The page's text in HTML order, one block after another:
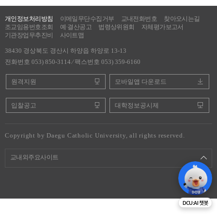
개인정보처리방침 이메일무단수집거부 교내전화번호
찾아오시는길
조교임용번호조회
예·결산공고 법령상위원회
자체평가보고서
기관장업무추진비
사이트맵
38430 경상북도 경산시 하양읍 하양로 13-13
전화번호 053) 850-3114 ⁄ 팩스번호 053) 359-6160
원격지원 모바일앱 다운로드
입찰공고 대학정보공시제
Copyright by Daegu Catholic University, all rights reserved.
교내외주요사이트
DCU:AI 챗봇